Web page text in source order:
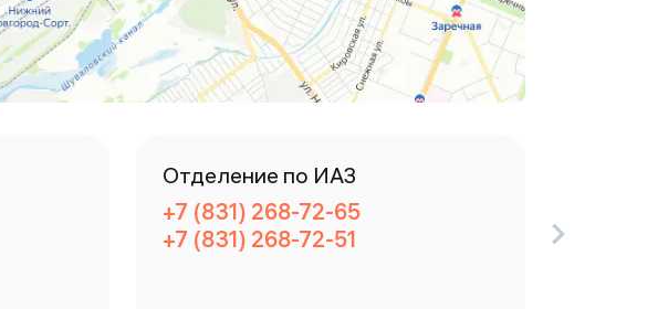
Отделение по ИАЗ
+7 (831) 268-72-65
+7 (831) 268-72-51